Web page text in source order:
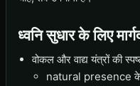
ध्वनि सुधार के लिए
वोकल और वाद्य यंत्रों की
natural presence